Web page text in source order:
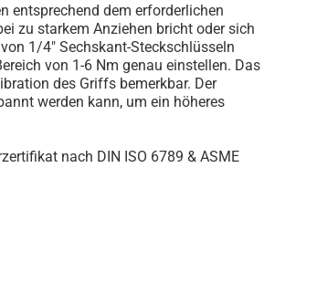
entsprechend dem erforderlichen
zu starkem Anziehen bricht oder sich
1/4" Sechskant-Steckschlüsseln
von 1-6 Nm genau einstellen. Das
des Griffs bemerkbar. Der
werden kann, um ein höheres
nach DIN ISO 6789 & ASME